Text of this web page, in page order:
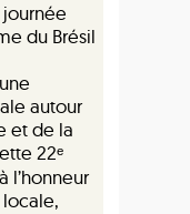
du Brésil
autour
et de la
22ᵉ
l’honneur
locale,